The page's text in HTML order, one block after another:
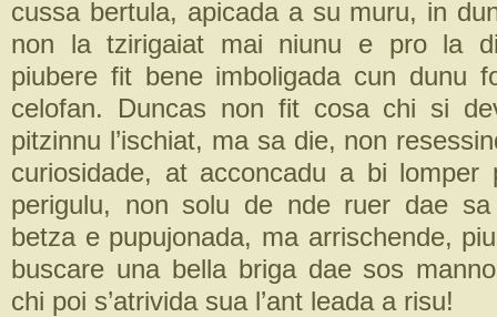
cussa bertula, apicada a su muru, in
non la tzirigaiat mai niunu e pro la
piubere fit bene imboligada cun dunu
celofan. Duncas non fit cosa chi si
pitzinnu l’ischiat, ma sa die, non
curiosidade, at acconcadu a bi lomper
perigulu, non solu de nde ruer dae sa
betza e pupujonada, ma arrischende,
buscare una bella briga dae sos
chi poi s’atrivida sua l’ant leada a risu!